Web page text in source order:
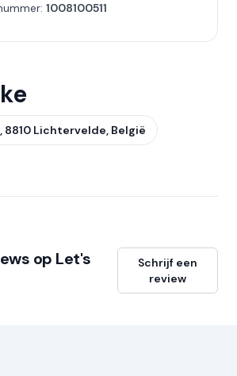
1008100511
8810 Lichtervelde, België
op Let's
Schrijf een
review